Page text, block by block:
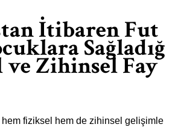
İtibaren Fut
Sağladığ
ve Zihinsel Fay
fiziksel hem de zihinsel gelişimle